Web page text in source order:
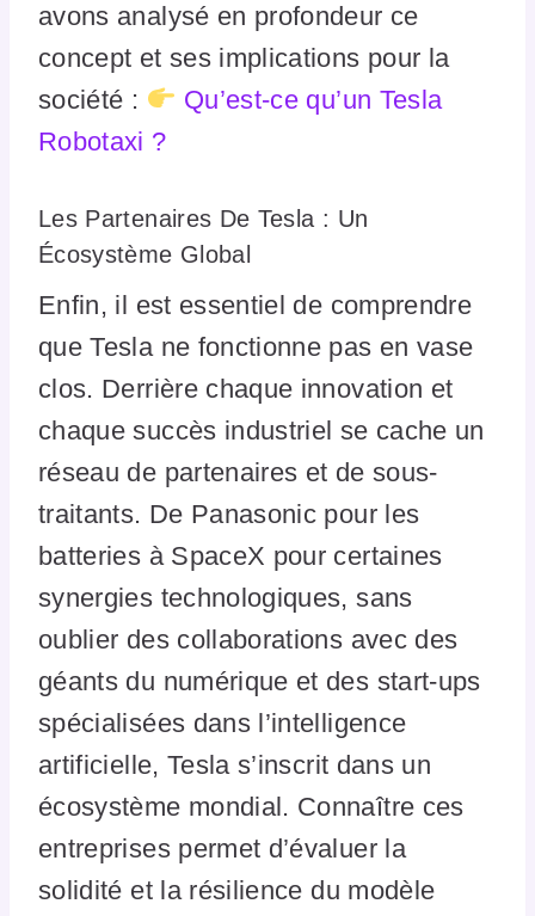
avons analysé en profondeur ce
concept et ses implications pour la
société :
Qu’est-ce qu’un Tesla
Robotaxi ?
Les Partenaires De Tesla : Un
Écosystème Global
Enfin, il est essentiel de comprendre
que Tesla ne fonctionne pas en vase
clos. Derrière chaque innovation et
chaque succès industriel se cache un
réseau de partenaires et de sous-
traitants. De Panasonic pour les
batteries à SpaceX pour certaines
synergies technologiques, sans
oublier des collaborations avec des
géants du numérique et des start-ups
spécialisées dans l’intelligence
artificielle, Tesla s’inscrit dans un
écosystème mondial. Connaître ces
entreprises permet d’évaluer la
solidité et la résilience du modèle